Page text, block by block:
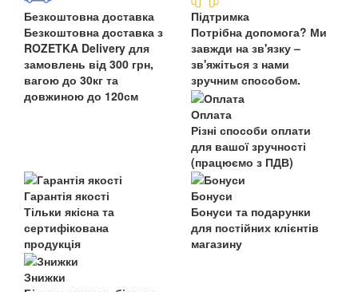
Безкоштовна доставка
Безкоштовна доставка з
ROZETKA Delivery для
замовлень від 300 грн,
вагою до 30кг та
довжиною до 120см
Підтримка
Потрібна допомога? Ми
завжди на зв'язку –
зв'яжіться з нами
зручним способом.
Оплата
Різні способи оплати
для вашої зручності
(працюємо з ПДВ)
Гарантія якості
Тільки якісна та
сертифікована
продукція
Бонуси
Бонуси та подарунки
для постійних клієнтів
магазину
Знижки